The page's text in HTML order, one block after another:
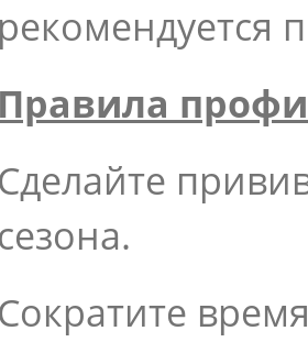
рекомендуется
Правила
Сделайте
сезона.
Сократите